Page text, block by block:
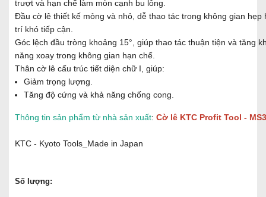
trượt và hạn chế làm mòn cạnh bu lông.
Đầu cờ lê thiết kế mỏng và nhỏ, dễ thao tác trong không gian hẹp
trí khó tiếp cận.
Góc lệch đầu tròng khoảng 15°, giúp thao tác thuận tiện và tăng
năng xoay trong không gian hạn chế.
Thân cờ lê cấu trúc tiết diện chữ I, giúp:
Giảm trọng lượng.
Tăng độ cứng và khả năng chống cong.
Thông tin sản phẩm từ nhà sản xuất: Cờ lê KTC Profit Tool -
KTC - Kyoto Tools_Made in Japan
Số lượng: